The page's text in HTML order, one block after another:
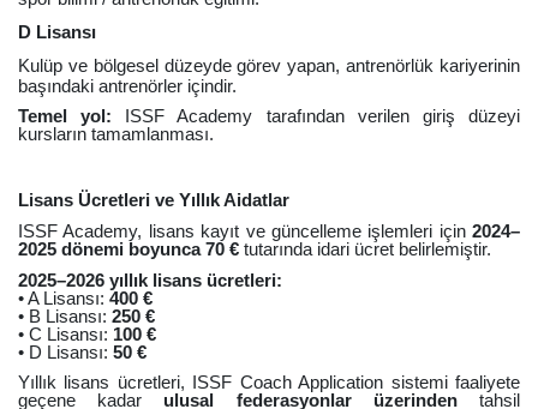
D Lisansı
Kulüp ve bölgesel düzeyde görev yapan, antrenörlük kariyerinin
başındaki antrenörler içindir.
Temel yol: ISSF Academy tarafından verilen giriş düzeyi
kursların tamamlanması.
Lisans Ücretleri ve Yıllık Aidatlar
ISSF Academy, lisans kayıt ve güncelleme işlemleri için 2024–
2025 dönemi boyunca 70 € tutarında idari ücret belirlemiştir.
2025–2026 yıllık lisans ücretleri:
• A Lisansı: 400 €
• B Lisansı: 250 €
• C Lisansı: 100 €
• D Lisansı: 50 €
Yıllık lisans ücretleri, ISSF Coach Application sistemi faaliyete
geçene kadar ulusal federasyonlar üzerindentahsil